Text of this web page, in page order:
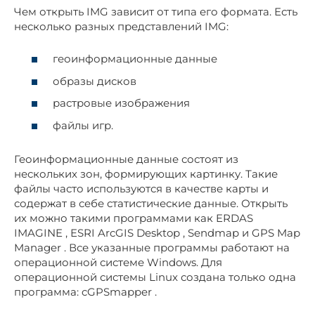
Чем открыть IMG зависит от типа его формата. Есть
несколько разных представлений IMG:
геоинформационные данные
образы дисков
растровые изображения
файлы игр.
Геоинформационные данные состоят из
нескольких зон, формирующих картинку. Такие
файлы часто используются в качестве карты и
содержат в себе статистические данные. Открыть
их можно такими программами как ERDAS
IMAGINE , ESRI ArcGIS Desktop , Sendmap и GPS Map
Manager . Все указанные программы работают на
операционной системе Windows. Для
операционной системы Linux создана только одна
программа: cGPSmapper .